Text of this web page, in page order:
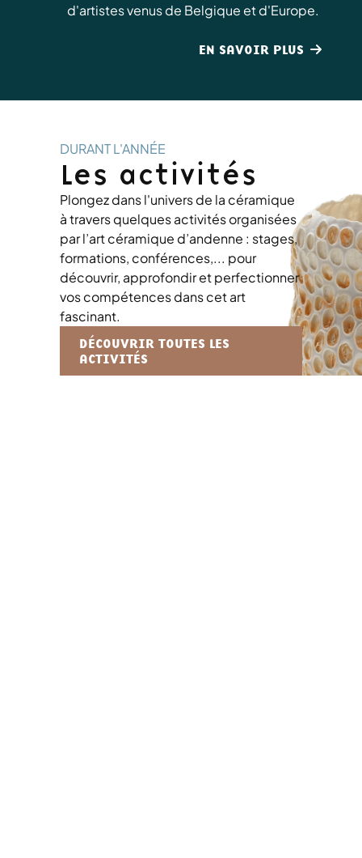
d'artistes venus de Belgique et d'Europe.
EN SAVOIR PLUS
DURANT L'ANNÉE
Les activités
Plongez dans l'univers de la céramique
à travers quelques activités organisées
par l’art céramique d’andenne : stages,
formations, conférences,... pour
découvrir, approfondir et perfectionner
vos compétences dans cet art
fascinant.
DÉCOUVRIR TOUTES LES
ACTIVITÉS